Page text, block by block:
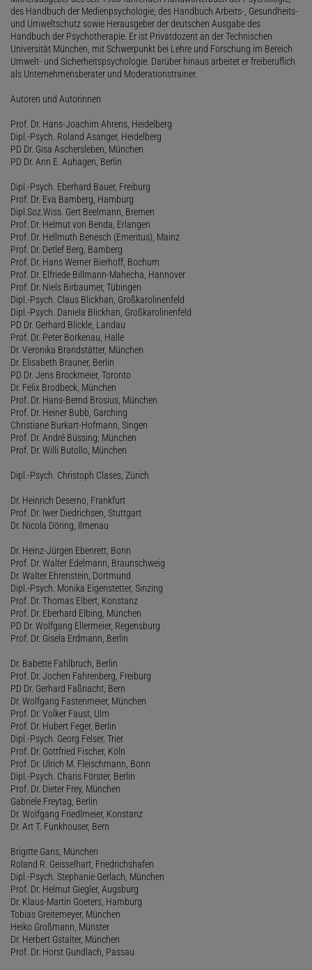
des Handbuch der Medienpsychologie, des Handbuch Arbeits-, Gesundheits-
und Umweltschutz sowie Herausgeber der deutschen Ausgabe des
Handbuch der Psychotherapie. Er ist Privatdozent an der Technischen
Universität München, mit Schwerpunkt bei Lehre und Forschung im Bereich
Umwelt- und Sicherheitspsychologie. Darüber hinaus arbeitet er freiberuflich
als Unternehmensberater und Moderationstrainer.
Autoren und Autorinnen
Prof. Dr. Hans-Joachim Ahrens, Heidelberg
Dipl.-Psych. Roland Asanger, Heidelberg
PD Dr. Gisa Aschersleben, München
PD Dr. Ann E. Auhagen, Berlin
Dipl.-Psych. Eberhard Bauer, Freiburg
Prof. Dr. Eva Bamberg, Hamburg
Dipl.Soz.Wiss. Gert Beelmann, Bremen
Prof. Dr. Helmut von Benda, Erlangen
Prof. Dr. Hellmuth Benesch (Emeritus), Mainz
Prof. Dr. Detlef Berg, Bamberg
Prof. Dr. Hans Werner Bierhoff, Bochum
Prof. Dr. Elfriede Billmann-Mahecha, Hannover
Prof. Dr. Niels Birbaumer, Tübingen
Dipl.-Psych. Claus Blickhan, Großkarolinenfeld
Dipl.-Psych. Daniela Blickhan, Großkarolinenfeld
PD Dr. Gerhard Blickle, Landau
Prof. Dr. Peter Borkenau, Halle
Dr. Veronika Brandstätter, München
Dr. Elisabeth Brauner, Berlin
PD Dr. Jens Brockmeier, Toronto
Dr. Felix Brodbeck, München
Prof. Dr. Hans-Bernd Brosius, München
Prof. Dr. Heiner Bubb, Garching
Christiane Burkart-Hofmann, Singen
Prof. Dr. André Büssing, München
Prof. Dr. Willi Butollo, München
Dipl.-Psych. Christoph Clases, Zürich
Dr. Heinrich Deserno, Frankfurt
Prof. Dr. Iwer Diedrichsen, Stuttgart
Dr. Nicola Döring, Ilmenau
Dr. Heinz-Jürgen Ebenrett, Bonn
Prof. Dr. Walter Edelmann, Braunschweig
Dr. Walter Ehrenstein, Dortmund
Dipl.-Psych. Monika Eigenstetter, Sinzing
Prof. Dr. Thomas Elbert, Konstanz
Prof. Dr. Eberhard Elbing, München
PD Dr. Wolfgang Ellermeier, Regensburg
Prof. Dr. Gisela Erdmann, Berlin
Dr. Babette Fahlbruch, Berlin
Prof. Dr. Jochen Fahrenberg, Freiburg
PD Dr. Gerhard Faßnacht, Bern
Dr. Wolfgang Fastenmeier, München
Prof. Dr. Volker Faust, Ulm
Prof. Dr. Hubert Feger, Berlin
Dipl.-Psych. Georg Felser, Trier
Prof. Dr. Gottfried Fischer, Köln
Prof. Dr. Ulrich M. Fleischmann, Bonn
Dipl.-Psych. Charis Förster, Berlin
Prof. Dr. Dieter Frey, München
Gabriele Freytag, Berlin
Dr. Wolfgang Friedlmeier, Konstanz
Dr. Art T. Funkhouser, Bern
Brigitte Gans, München
Roland R. Geisselhart, Friedrichshafen
Dipl.-Psych. Stephanie Gerlach, München
Prof. Dr. Helmut Giegler, Augsburg
Dr. Klaus-Martin Goeters, Hamburg
Tobias Greitemeyer, München
Heiko Großmann, Münster
Dr. Herbert Gstalter, München
Prof. Dr. Horst Gundlach, Passau